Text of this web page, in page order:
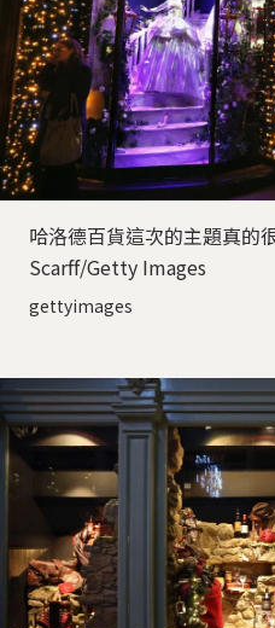
哈洛德百貨這次的主題真的
Scarff/Getty Images
gettyimages